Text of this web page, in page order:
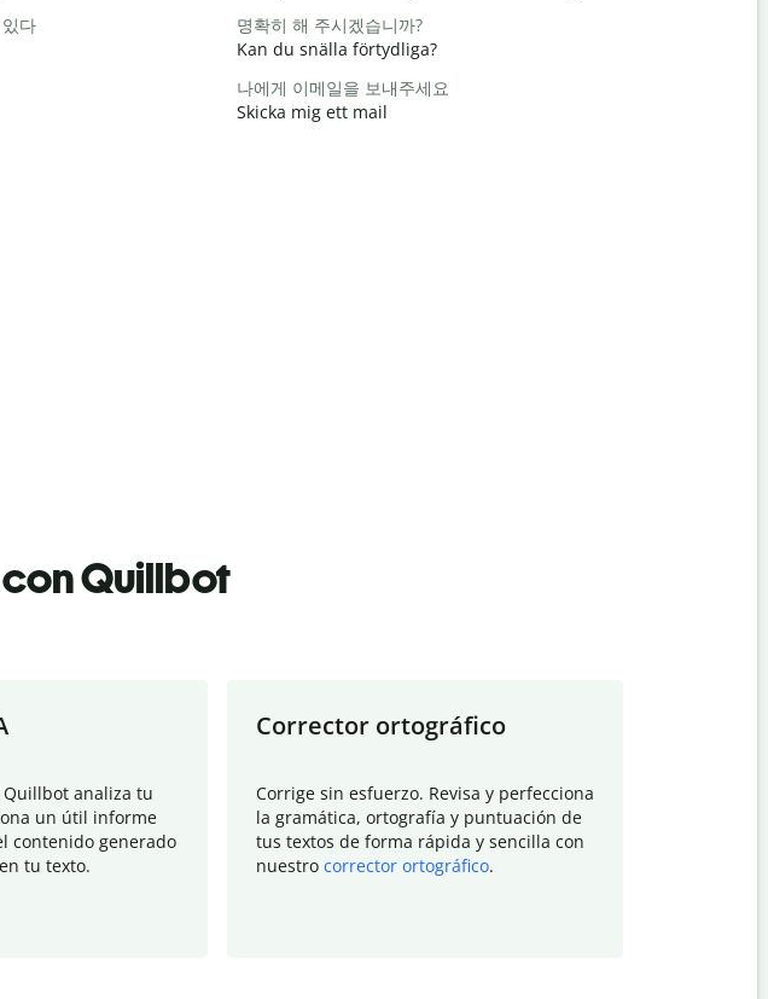
다
명확히 해 주시겠습니까?
Kan du snälla förtydliga?
나에게 이메일을 보내주세요
Skicka mig ett mail
Quillbot
Quillbot analiza tu
un útil informe
contenido generado
tu texto.
Corrector ortográfico
Corrige sin esfuerzo. Revisa y perfecciona
la gramática, ortografía y puntuación de
tus textos de forma rápida y sencilla con
nuestro corrector ortográfico.